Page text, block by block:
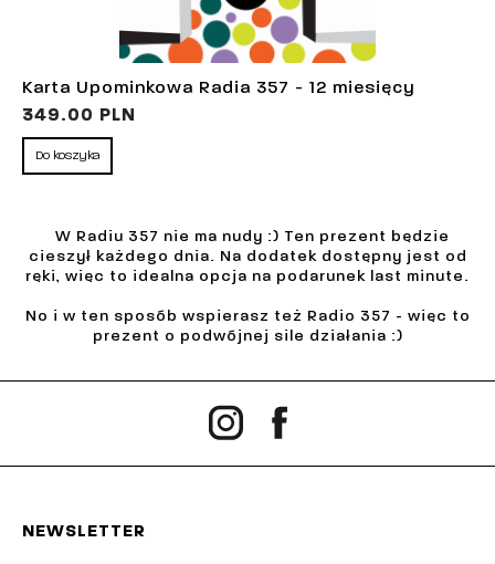
Karta Upominkowa Radia 357 - 12 miesięcy
349.00 PLN
Do koszyka
W Radiu 357 nie ma nudy :) Ten prezent będzie
cieszył każdego dnia. Na dodatek dostępny jest od
ręki, więc to idealna opcja na podarunek last minute.
No i w ten sposób wspierasz też Radio 357 - więc to
prezent o podwójnej sile działania :)
NEWSLETTER